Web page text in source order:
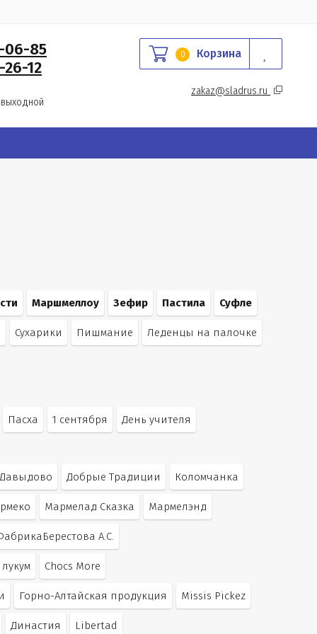
06-85
12
0 Корзина
zakaz@sladrus.ru
Маршмеллоу Зефир Пастила Суфле
Сухарики Пишмание Леденцы на палочке
Пасха 1 сентября День учителя
Давыдово Добрые Традиции Коломчанка
Мармелад Сказка Мармелэнд
А.С.
Chocs More
Горно-Алтайская продукция Missis Pickez
Династия Libertad